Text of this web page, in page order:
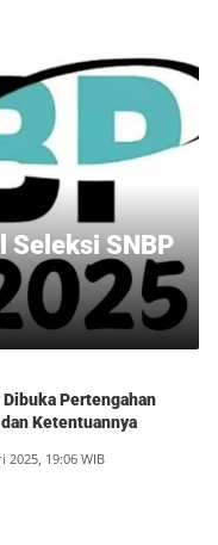
Seleksi SNBP
Pertengahan
Ketentuannya
2025, 19:06 WIB